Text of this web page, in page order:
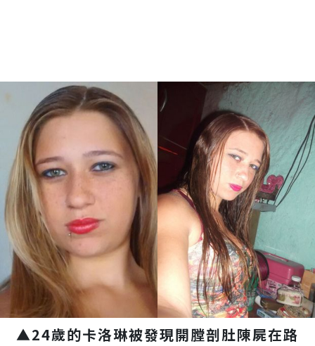
▲24歲的卡洛琳被發現開膛剖肚陳屍在路